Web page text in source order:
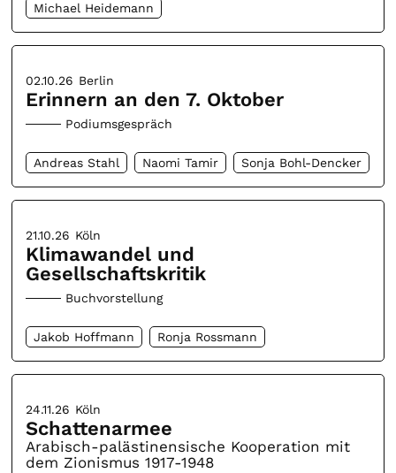
Michael Heidemann
02.10.26 Berlin
Erinnern an den 7. Oktober
Podiumsgespräch
Andreas Stahl Naomi Tamir Sonja Bohl-Dencker
21.10.26 Köln
Klimawandel und
Gesellschaftskritik
Buchvorstellung
Jakob Hoffmann Ronja Rossmann
24.11.26 Köln
Schattenarmee
Arabisch-palästinensische Kooperation mit
dem Zionismus 1917-1948